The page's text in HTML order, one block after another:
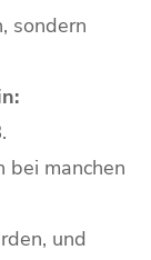
sondern
bei manchen
und